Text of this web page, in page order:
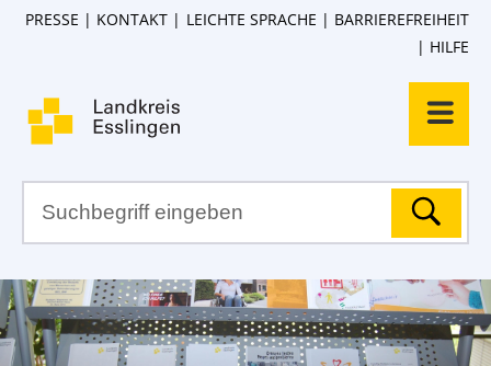
PRESSE KONTAKT LEICHTE SPRACHE
BARRIEREFREIHEIT
HILFE